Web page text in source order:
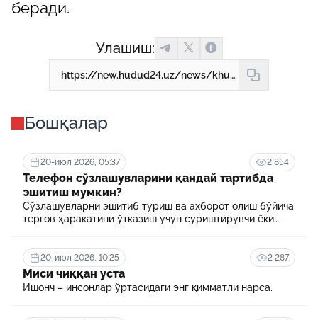
беради.
Улашиш:
https://new.hudud24.uz/news/khukuk-va-burch-zhurnaliga-makola-iuborish-imkoniiatlari-khakida-bilasizmi-1
Бошқалар
20-июл 2026, 05:37 2 854
Телефон сўзлашувларини қандай тартибда
эшитиш мумкин?
Сўзлашувларни эшитиб туриш ва ахборот олиш бўйича
тергов ҳаракатини ўтказиш учун суриштирувчи ёки
20-июл 2026, 10:25 2 287
Миси чиққан уста
Ишонч – инсонлар ўртасидаги энг қимматли нарса.